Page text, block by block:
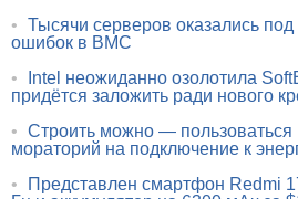
• Тысячи серверов оказались под
ошибок в BMC
•
Intel неожиданно озолотила
придётся заложить ради нового
• Строить можно — пользоваться
мораторий на подключение к
•
Представлен смартфон Redmi